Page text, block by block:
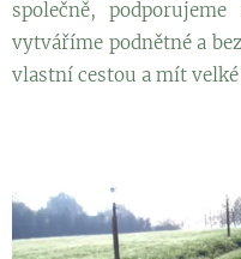
společně,
vytváříme podnětné a
vlastní cestou a mít